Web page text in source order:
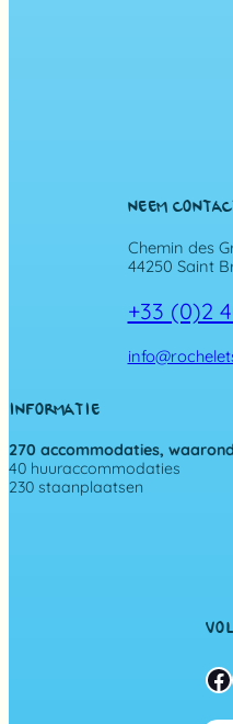
NEEM
Chemin des
44250 Saint
+33 (0)2
INFORMATIE
270 accommodaties,
40 huuraccommodaties
230 staanplaatsen
Facebook